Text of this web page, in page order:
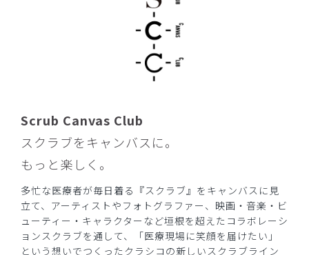
​2 ​3
Scrub Canvas Club
スクラブをキャンバスに。
もっと楽しく。
多忙な医療者が毎日着る『スクラブ』をキャンバスに見
立て、アーティストやフォトグラファー、映画・音楽・ビ
ューティー・キャラクターなど垣根を超えたコラボレーシ
ョンスクラブを通して、「医療現場に笑顔を届けたい」
という想いでつくったクラシコの新しいスクラブライン